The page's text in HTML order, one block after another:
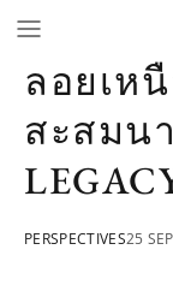
ลอยเห
สะสมน
PERSPECTIVES25